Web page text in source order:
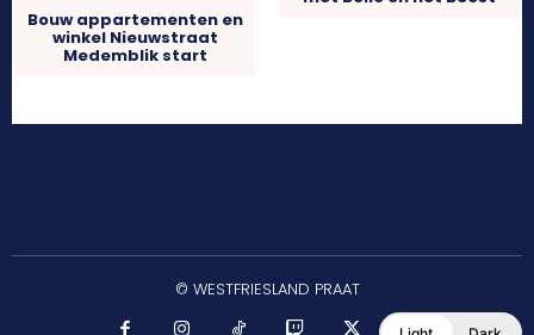
Bouw appartementen en
winkel Nieuwstraat
Medemblik start
© WESTFRIESLAND PRAAT